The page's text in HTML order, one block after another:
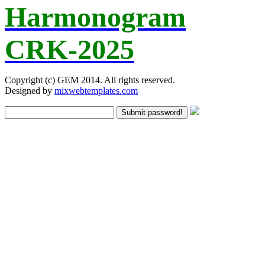
Harmonogram
CRK-2025
Copyright (c) GEM 2014. All rights reserved.
Designed by mixwebtemplates.com
Submit password!